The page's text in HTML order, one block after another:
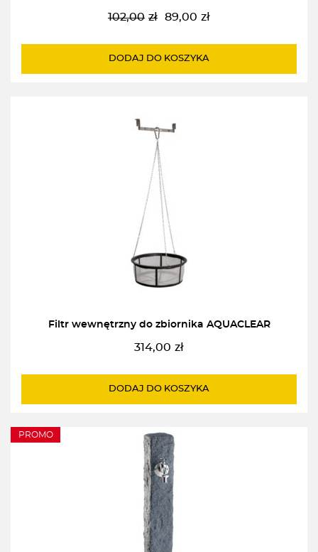
102,00 zł
Pierwotna
wynosiła:
89,00 zł
Aktualna
wynosi:
DODAJ DO KOSZYKA
Filtr wewnętrzny do zbiornika AQUACLEAR
314,00 zł
DODAJ DO KOSZYKA
PROMO